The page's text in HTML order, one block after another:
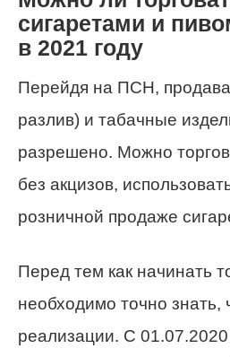
сигаретами и
в 2021 году
Перейдя на ПСН,
разлив) и табачные
разрешено. Можно
без акцизов,
розничной продаже
Перед тем как начинать
необходимо точно знать,
реализации. С